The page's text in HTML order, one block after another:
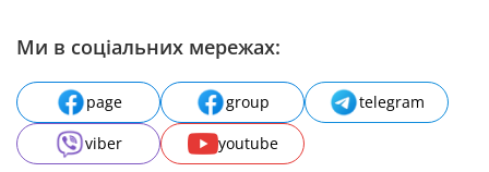
Ми в соціальних мережах:
page group
telegram
viber
youtube